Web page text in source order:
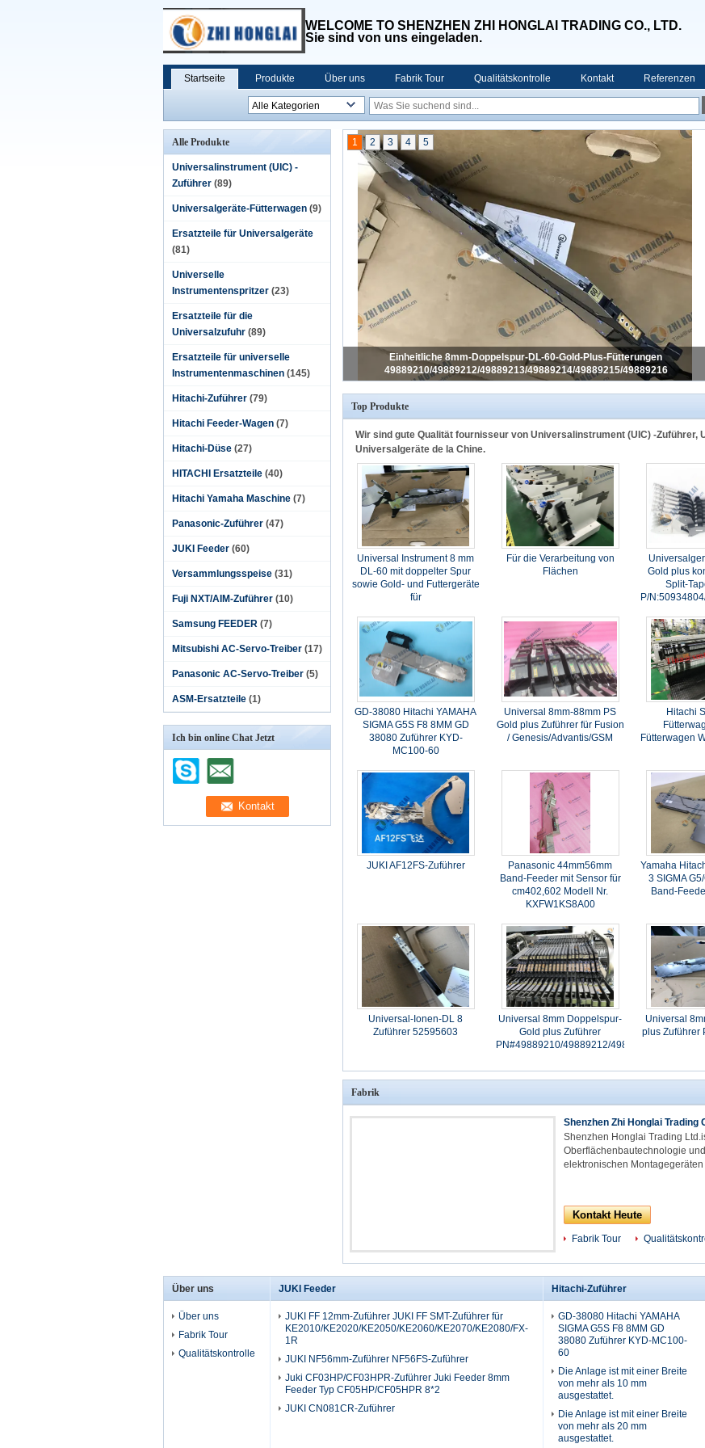
WELCOME TO SHENZHEN ZHI HONGLAI TRADING CO., LTD.
Sie sind von uns eingeladen.
Startseite Produkte Über uns Fabrik Tour Qualitätskontrolle Kontakt Referenzen
Alle Produkte
Universalinstrument (UIC) -
Zuführer (89)
Universalgeräte-Fütterwagen (9)
Ersatzteile für Universalgeräte
(81)
Universelle
Instrumentenspritzer (23)
Ersatzteile für die
Universalzufuhr (89)
Ersatzteile für universelle
Instrumentenmaschinen (145)
Hitachi-Zuführer (79)
Hitachi Feeder-Wagen (7)
Hitachi-Düse (27)
HITACHI Ersatzteile (40)
Hitachi Yamaha Maschine (7)
Panasonic-Zuführer (47)
JUKI Feeder (60)
Versammlungsspeise (31)
Fuji NXT/AIM-Zuführer (10)
Samsung FEEDER (7)
Mitsubishi AC-Servo-Treiber (17)
Panasonic AC-Servo-Treiber (5)
ASM-Ersatzteile (1)
Ich bin online Chat Jetzt
Universal 8mm DL-60 Gold plus Zuführer PN#49889216
1 2 3 4 5
Top Produkte
Wir sind gute Qualität fournisseur von Universalinstrument (UIC) -
Universalgeräte de la Chine.
Universal Instrument 8 mm
DL-60 mit doppelter Spur
sowie Gold- und Futtergeräte
für
Teile Nr.
49889215/49889216
Für die Verarbeitung von
Flächen
Gold plus
Split-
P/
GD-38080 Hitachi YAMAHA
SIGMA G5S F8 8MM GD
38080 Zuführer KYD-
MC100-60
Universal 8mm-88mm PS
Gold plus Zuführer für Fusion
/ Genesis/Advantis/GSM
Hitachi
Fütterwagen
JUKI AF12FS-Zuführer
Panasonic 44mm56mm
Band-Feeder mit Sensor für
cm402,602 Modell Nr.
KXFW1KS8A00
Yamaha
3 SIGMA
Band-
Universal-Ionen-DL 8
Zuführer 52595603
Universal 8mm Doppelspur-
Gold plus Zuführer
PN#49889210/49889212/49889213/
Universal
plus Zuführer
Fabrik
Shenzhen Zhi Honglai Trading
Shenzhen Honglai Trading
Oberflächenbautechnologie
elektronischen
Kontakt Heute
Fabrik Tour
Über uns
Über uns
Fabrik Tour
Qualitätskontrolle
JUKI Feeder
JUKI FF 12mm-Zuführer JUKI FF SMT-Zuführer für
KE2010/KE2020/KE2050/KE2060/KE2070/KE2080/FX-
1R
JUKI NF56mm-Zuführer NF56FS-Zuführer
Juki CF03HP/CF03HPR-Zuführer Juki Feeder 8mm
Feeder Typ CF05HP/CF05HPR 8*2
JUKI CN081CR-Zuführer
Hitachi-Zuführer
GD-38080 Hitachi YAMAHA
SIGMA G5S F8 8MM GD
38080 Zuführer KYD-MC100-
60
Die Anlage ist mit einer Breite
von mehr als 10 mm
ausgestattet.
Die Anlage ist mit einer Breite
von mehr als 20 mm
ausgestattet.